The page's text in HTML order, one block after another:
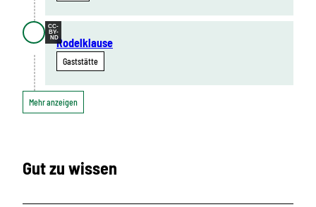
CC-
BY-
NDRodelklause
Gaststätte
Mehr anzeigen
Gut zu wissen